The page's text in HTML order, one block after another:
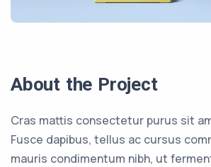
About the Project
Cras mattis consectetur purus sit
Fusce dapibus, tellus ac cursus
mauris condimentum nibh, ut